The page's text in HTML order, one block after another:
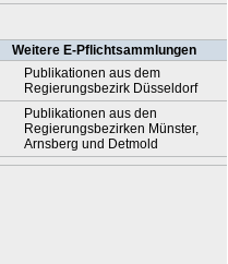
Weitere E-Pflichtsammlungen
Publikationen aus dem
Regierungsbezirk Düsseldorf
Publikationen aus den
Regierungsbezirken Münster,
Arnsberg und Detmold